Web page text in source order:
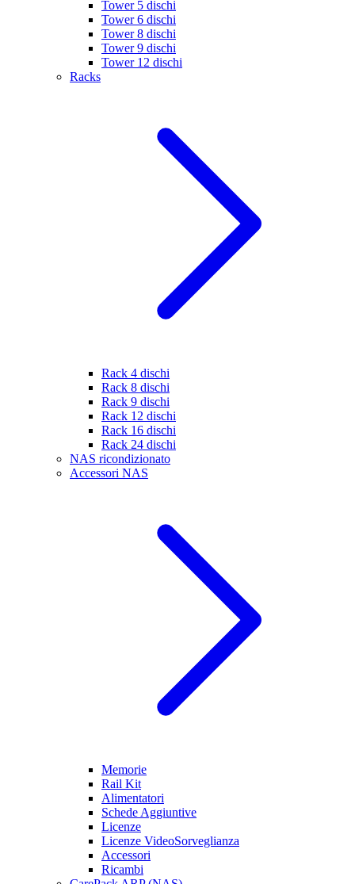
Tower 5 dischi
Tower 6 dischi
Tower 8 dischi
Tower 9 dischi
Tower 12 dischi
Racks
Rack 4 dischi
Rack 8 dischi
Rack 9 dischi
Rack 12 dischi
Rack 16 dischi
Rack 24 dischi
NAS ricondizionato
Accessori NAS
Memorie
Rail Kit
Alimentatori
Schede Aggiuntive
Licenze
Licenze VideoSorveglianza
Accessori
Ricambi